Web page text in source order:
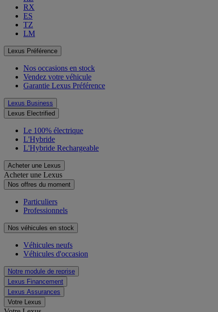
RX
ES
TZ
LM
Lexus Préférence
Nos occasions en stock
Vendez votre véhicule
Garantie Lexus Préférence
Lexus Business
Lexus Electrified
Le 100% électrique
L'Hybride
L'Hybride Rechargeable
Acheter une Lexus
Acheter une Lexus
Nos offres du moment
Particuliers
Professionnels
Nos véhicules en stock
Véhicules neufs
Véhicules d'occasion
Notre module de reprise
Lexus Financement
Lexus Assurances
Votre Lexus